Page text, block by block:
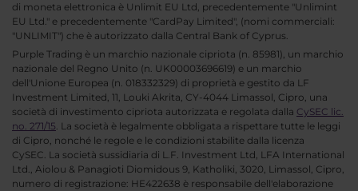
di moneta elettronica è Unlimit EU Ltd, precedentemente "Unlimint
EU Ltd." e precedentemente "CardPay Limited", (nomi commerciali:
"UNLIMIT") che è autorizzato dalla Central Bank of Cyprus.
Purple Trading è un marchio nazionale cipriota (n. 85981), un marchio
nazionale del Regno Unito (n. UK00003696619) e un marchio
dell'Unione Europea (n. 018332329) di proprietà e gestito da LF
Investment Limited, 11, Louki Akrita, CY-4044 Limassol, Cipro, una
società di investimento cipriota autorizzata e regolata dalla CySEC lic.
no. 271/15. La società è legalmente obbligata a rispettare tutte le leggi
di Cipro, nonché le regole e le condizioni stabilite dalla licenza
CySEC. La società sussidiaria di L.F. Investment Ltd, LFA International
Ltd., Aiolou & Panagioti Diomidous 9, Katholiki, 3020, Limassol, Cipro,
numero di registrazione: HE422638 è responsabile dell'elaborazione